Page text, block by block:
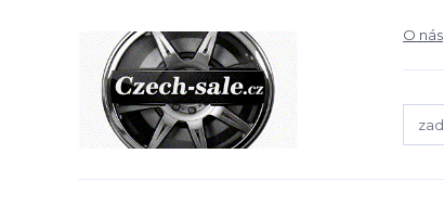
O nás